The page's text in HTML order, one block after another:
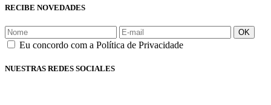
RECIBE NOVEDADES
OK
Eu concordo com a Política de Privacidade
NUESTRAS REDES SOCIALES